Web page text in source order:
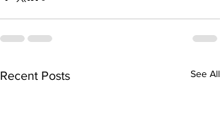
Recent Posts See All